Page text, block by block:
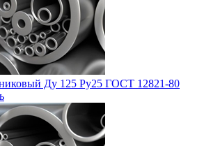
Ду 125 Ру25 ГОСТ 12821-80